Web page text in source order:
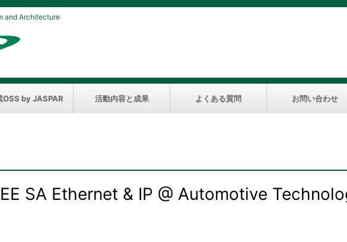
and Architecture
OSS by JASPAR 活動内容と成果 よくある質問 お問い合わせ
SA Ethernet & IP @ Automotive